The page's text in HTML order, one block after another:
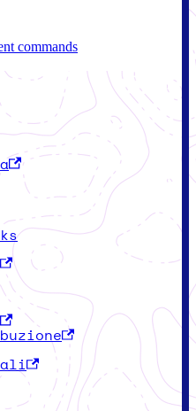
commands